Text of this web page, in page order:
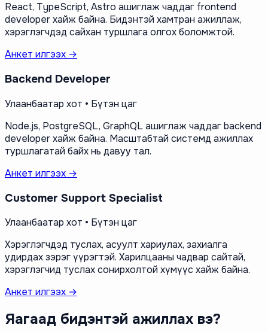
React, TypeScript, Astro ашиглаж чаддаг frontend
developer хайж байна. Бидэнтэй хамтран ажиллаж,
хэрэглэгчдэд сайхан туршлага олгох боломжтой.
Анкет илгээх →
Backend Developer
Улаанбаатар хот • Бүтэн цаг
Node.js, PostgreSQL, GraphQL ашиглаж чаддаг backend
developer хайж байна. Масштабтай системд ажиллах
туршлагатай байх нь давуу тал.
Анкет илгээх →
Customer Support Specialist
Улаанбаатар хот • Бүтэн цаг
Хэрэглэгчдэд туслах, асуулт хариулах, захиалга
удирдах зэрэг үүрэгтэй. Харилцааны чадвар сайтай,
хэрэглэгчид туслах сонирхолтой хүмүүс хайж байна.
Анкет илгээх →
Яагаад бидэнтэй ажиллах вэ?